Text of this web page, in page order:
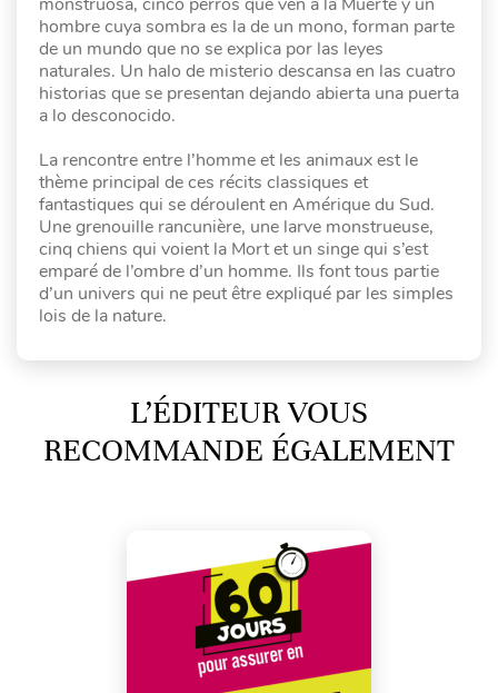
hombre cuya sombra es la de un mono, forman parte
de un mundo que no se explica por las leyes
naturales. Un halo de misterio descansa en las cuatro
historias que se presentan dejando abierta una puerta
a lo desconocido.
La rencontre entre l’homme et les animaux est le
thème principal de ces récits classiques et
fantastiques qui se déroulent en Amérique du Sud.
Une grenouille rancunière, une larve monstrueuse,
cinq chiens qui voient la Mort et un singe qui s’est
emparé de l’ombre d’un homme. Ils font tous partie
d’un univers qui ne peut être expliqué par les simples
lois de la nature.
L’ÉDITEUR VOUS
RECOMMANDE ÉGALEMENT